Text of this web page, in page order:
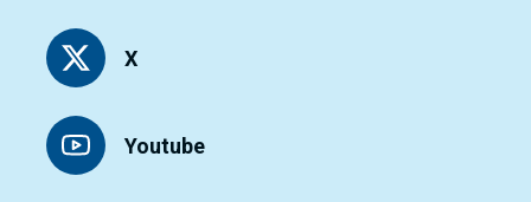
X
Youtube